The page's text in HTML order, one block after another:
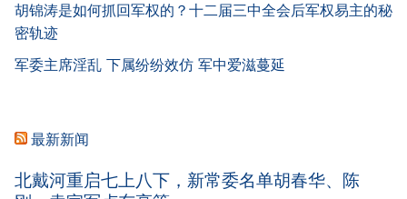
胡锦涛是如何抓回军权的？十二届三中全会后军权易主的秘
密轨迹
军委主席淫乱 下属纷纷效仿 军中爱滋蔓延
最新新闻
北戴河重启七上八下，新常委名单胡春华、陈